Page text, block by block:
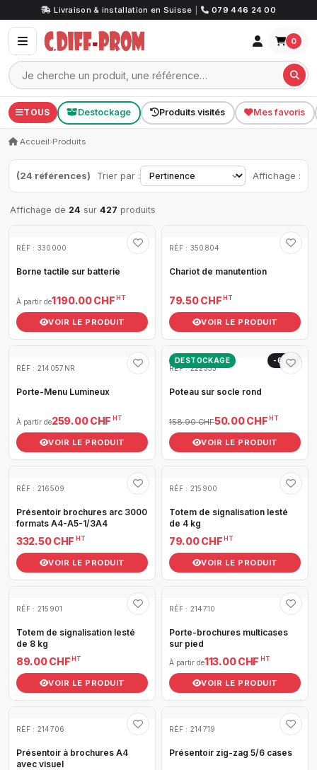
Livraison & installation en Suisse 079 446 24 00
0
TOUS Destockage Produits visités Mes favoris
Accueil›Produits
(24 références) Trier par : Affichage :
Affichage de 24 sur 427 produits
RÉF : 330000
Borne tactile sur batterie
À partir de1 190.00 CHF HT
VOIR LE PRODUIT
RÉF : 350804
Chariot de manutention
79.50 CHF HT
VOIR LE PRODUIT
RÉF : 214057NR
Porte-Menu Lumineux
À partir de259.00 CHF HT
VOIR LE PRODUIT
DESTOCKAGE
-69%
RÉF : 222333
Poteau sur socle rond
158.90 CHF50.00 CHF HT
VOIR LE PRODUIT
RÉF : 216509
Présentoir brochures arc 3000
formats A4-A5-1/3A4
332.50 CHF HT
VOIR LE PRODUIT
RÉF : 215900
Totem de signalisation lesté
de 4 kg
79.00 CHF HT
VOIR LE PRODUIT
RÉF : 215901
Totem de signalisation lesté
de 8 kg
89.00 CHF HT
VOIR LE PRODUIT
RÉF : 214710
Porte-brochures multicases
sur pied
À partir de113.00 CHF HT
VOIR LE PRODUIT
RÉF : 214706
Présentoir à brochures A4
avec visuel
RÉF : 214719
Présentoir zig-zag 5/6 cases